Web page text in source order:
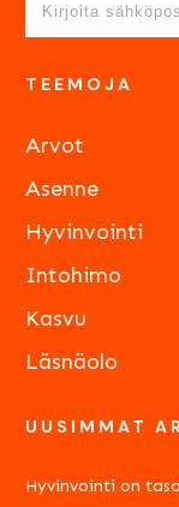
UUSIMMAT
Hyvinvointi on
TEEMOJA
Arvot
Asenne
Hyvinvointi
Intohimo
Kasvu
Läsnäolo